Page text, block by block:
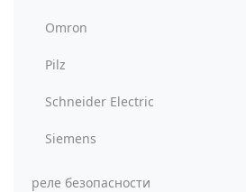
Omron
Pilz
Schneider Electric
Siemens
реле безопасности